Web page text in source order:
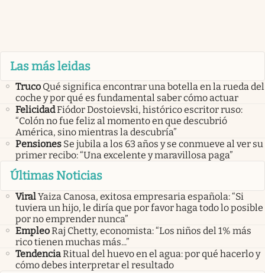
Las más leidas
Truco Qué significa encontrar una botella en la rueda del
coche y por qué es fundamental saber cómo actuar
FelicidadFiódor Dostoievski, histórico escritor ruso:
“Colón no fue feliz al momento en que descubrió
América, sino mientras la descubría”
Pensiones Se jubila a los 63 años y se conmueve al ver su
primer recibo: “Una excelente y maravillosa paga”
Últimas Noticias
ViralYaiza Canosa, exitosa empresaria española: “Si
tuviera un hijo, le diría que por favor haga todo lo posible
por no emprender nunca”
EmpleoRaj Chetty, economista: “Los niños del 1% más
rico tienen muchas más...”
TendenciaRitual del huevo en el agua: por qué hacerlo y
cómo debes interpretar el resultado